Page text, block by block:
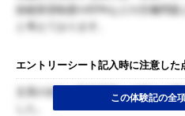
技能実習制度やEPAなどの労働問題
と考えております。
エントリーシート記入時に注意した
文系の自分が製薬業界を志望する
この体験記の全